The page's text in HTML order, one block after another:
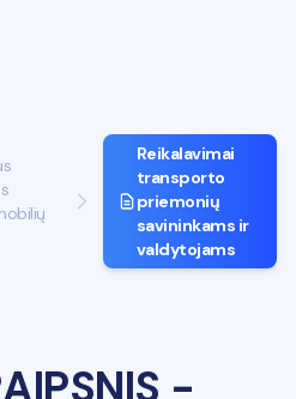
Reikalavimai
transporto
priemonių
savininkams ir
valdytojams
-